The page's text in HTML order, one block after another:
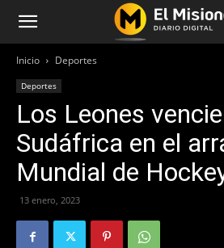
Inicio Deportes
Deportes
Los Leones
Sudáfrica en el
Mundial de
13 enero, 2023